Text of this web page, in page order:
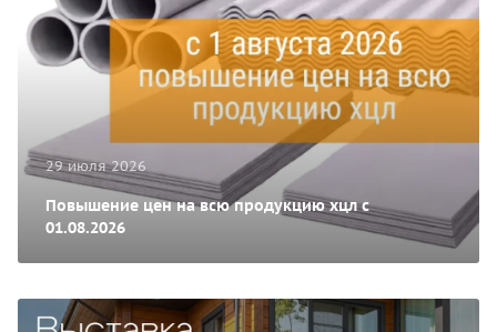
29 июля 2026
Повышение цен на всю продукцию хцл с
01.08.2026